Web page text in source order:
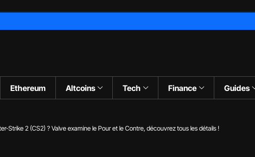
Ethereum Altcoins Tech Finance Guides
Strike 2 (CS2) ? Valve examine le Pour et le Contre, découvrez tous les détails !